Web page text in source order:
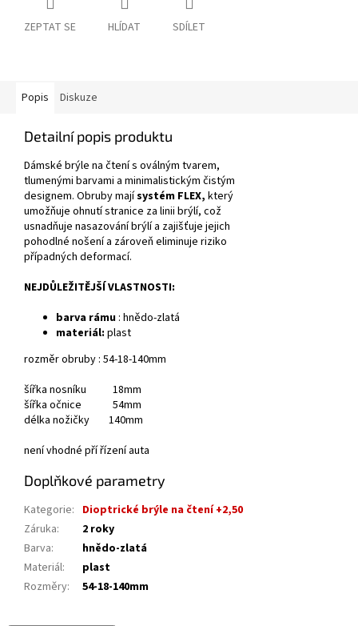
ZEPTAT SE HLÍDAT SDÍLET
Popis Diskuze
Detailní popis produktu
Dámské brýle na čtení s oválným tvarem,
tlumenými barvami a minimalistickým čistým
designem. Obruby majísystém FLEX, který
umožňuje ohnutí stranice za linii brýlí, což
usnadňuje nasazování brýlí a zajišťuje jejich
pohodlné nošení a zároveň eliminuje riziko
případných deformací.
NEJDŮLEŽITĚJŠÍ VLASTNOSTI:
barva rámu : hnědo-zlatá
materiál: plast
rozměr obruby : 54-18-140mm
šířka nosníku 18mm
šířka očnice 54mm
délka nožičky 140mm
není vhodné pří řízení auta
Doplňkové parametry
Kategorie: Dioptrické brýle na čtení +2,50
Záruka:
2 roky
Barva:
hnědo-zlatá
Materiál:
plast
Rozměry: 54-18-140mm